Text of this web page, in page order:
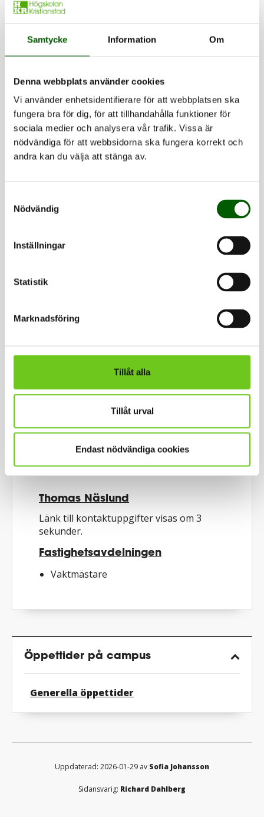
Samtycke Information Om
Denna webbplats använder cookies
Vi använder enhetsidentifierare för att webbplatsen ska
fungera bra för dig, för att tillhandahålla funktioner för
sociala medier och analysera vår trafik. Vissa är
nödvändiga för att webbsidorna ska fungera korrekt och
andra kan du välja att stänga av.
Nödvändig
Inställningar
Statistik
Marknadsföring
Tillåt alla
Tillåt urval
Endast nödvändiga cookies
Teamledare
Personal
Martin Modig
Länk till kontaktuppgifter visas om 3
sekunder.
Fastighetsavdelningen
Länk till kontaktuppgifter visas om 3
sekunder.
Högskolegemensamt stöd
Personal
Thomas Näslund
Länk till kontaktuppgifter visas om 3
sekunder.
Fastighetsavdelningen
Vaktmästare
Öppettider på campus
Generella öppettider
Uppdaterad: 2026-01-29 av Sofia Johansson
Sidansvarig: Richard Dahlberg